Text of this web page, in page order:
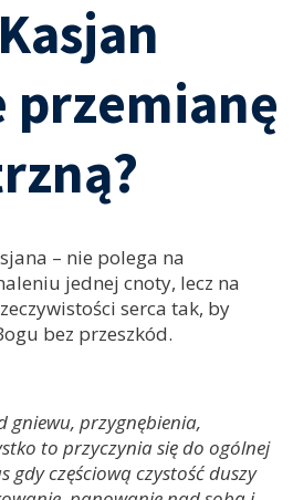
przemianę
– nie polega na
jednej cnoty, lecz na
serca tak, by
bez przeszkód.
gniewu, przygnębienia,
to przyczynia się do ogólnej
gdy częściową czystość duszy